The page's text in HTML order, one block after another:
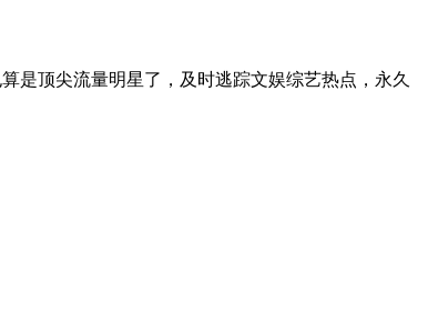
是顶尖流量明星了，及时逃踪文娱综艺热点，永久